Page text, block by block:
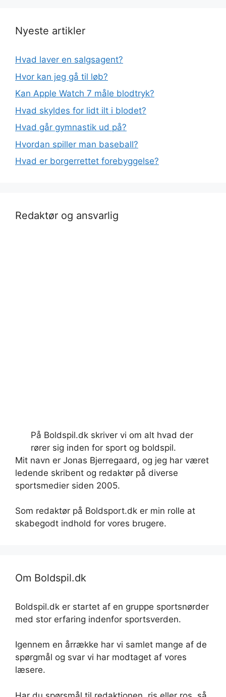
Nyeste artikler
Hvad laver en salgsagent?
Hvor kan jeg gå til løb?
Kan Apple Watch 7 måle blodtryk?
Hvad skyldes for lidt ilt i blodet?
Hvad går gymnastik ud på?
Hvordan spiller man baseball?
Hvad er borgerrettet forebyggelse?
Redaktør og ansvarlig
På Boldspil.dk skriver vi om alt hvad der
rører sig inden for sport og boldspil.
Mit navn er Jonas Bjerregaard, og jeg har været
ledende skribent og redaktør på diverse
sportsmedier siden 2005.
Som redaktør på Boldsport.dk er min rolle at
skabegodt indhold for vores brugere.
Om Boldspil.dk
Boldspil.dk er startet af en gruppe sportsnørder
med stor erfaring indenfor sportsverden.
Igennem en årrække har vi samlet mange af de
spørgmål og svar vi har modtaget af vores
læsere.